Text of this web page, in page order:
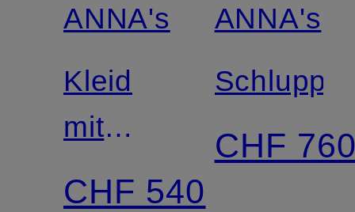
ANNA's
Kleid
mit
Glitzergarn
CHF 540
ANNA's
CHF